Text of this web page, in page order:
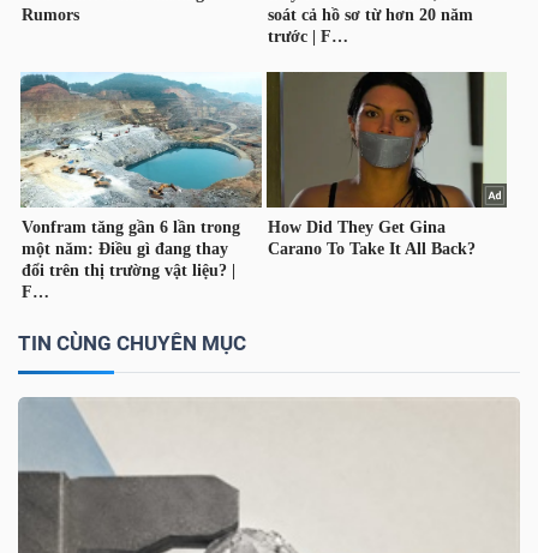
TIN CÙNG CHUYÊN MỤC
VẬT
LIỆU
CÔNG
NGHIỆP
TIÊU
KHÔNG